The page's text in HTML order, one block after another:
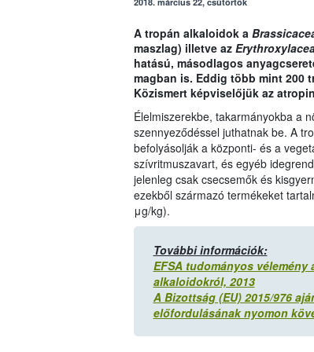
A tropán alkaloidok a
maszlag) illetve az
hatású, másodlagos
magban is. Eddig több mint 200
Közismert képviselőjük az
Élelmiszerekbe, takarmányokba a
szennyeződéssel juthatnak be. A
befolyásolják a központi- és a
szívritmuszavart, és egyéb
jelenleg csak csecsemők és
ezekből származó termékeket
μg/kg).
További információk:
EFSA tudományos
alkaloidokról, 2013
A Bizottság (EU) 2015/976
előfordulásának nyomon